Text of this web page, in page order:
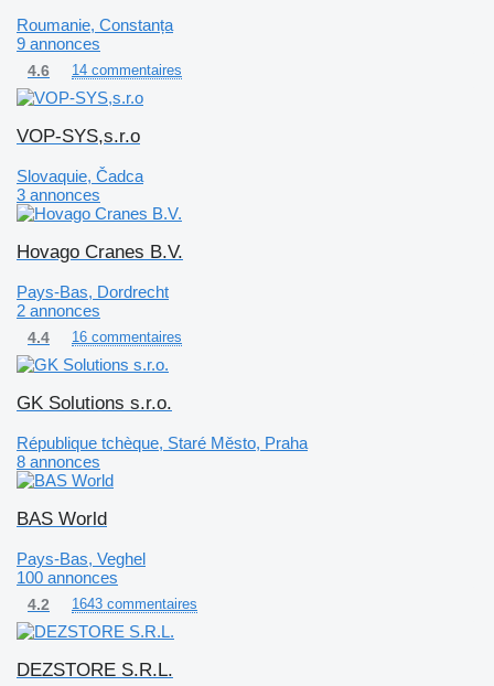
Roumanie, Constanța
9 annonces
4.6 14 commentaires
VOP-SYS,s.r.o
Slovaquie, Čadca
3 annonces
Hovago Cranes B.V.
Pays-Bas, Dordrecht
2 annonces
4.4 16 commentaires
GK Solutions s.r.o.
République tchèque, Staré Město, Praha
8 annonces
BAS World
Pays-Bas, Veghel
100 annonces
4.2 1643 commentaires
DEZSTORE S.R.L.